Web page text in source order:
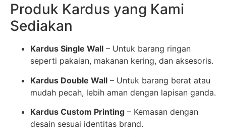
Produk Kardus yang Kami
Sediakan
Kardus Single Wall – Untuk barang ringan
seperti pakaian, makanan kering, dan aksesoris.
Kardus Double Wall – Untuk barang berat atau
mudah pecah, lebih aman dengan lapisan ganda.
Kardus Custom Printing – Kemasan dengan
desain sesuai identitas brand.